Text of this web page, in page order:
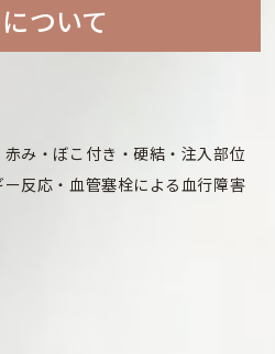
ついて
み・ぼこ付き・硬結・注入部位
反応・血管塞栓による血行障害